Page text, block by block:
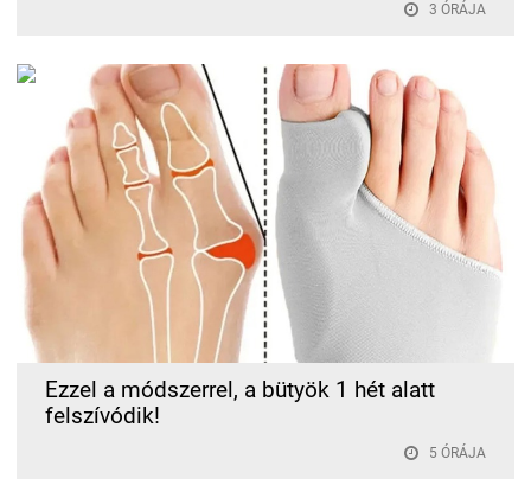
3 ÓRÁJA
Ezzel a módszerrel, a bütyök 1 hét alatt
felszívódik!
5 ÓRÁJA